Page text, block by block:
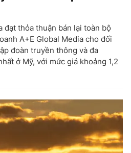
đạt thỏa thuận bán lại toàn bộ
A+E Global Media cho đối
đoàn truyền thông và đa
ở Mỹ, với mức giá khoảng 1,2